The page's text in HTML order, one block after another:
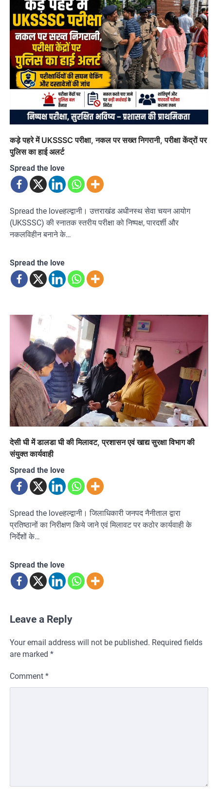
कड़े पहरे में UKSSSC परीक्षा, नकल पर सख्त निगरानी, परीक्षा केंद्रों पर
पुलिस का हाई अलर्ट
Spread the love
Spread the loveहल्द्वानी। उत्तराखंड अधीनस्थ सेवा चयन आयोग
(UKSSSC) की स्नातक स्तरीय परीक्षा को निष्पक्ष, पारदर्शी और
नकलविहीन बनाने के…
Spread the love
देसी घी में डालडा घी की मिलावट, प्रशासन एवं खाद्य सुरक्षा विभाग की
संयुक्त कार्यवाही
Spread the love
Spread the loveहल्द्वानी। जिलाधिकारी जनपद नैनीताल द्वारा
प्रतिष्ठानों का निरीक्षण किये जाने एवं मिलावट पर कठोर कार्यवाही के
निर्देशों के…
Spread the love
Leave a Reply
Your email address will not be published. Required fields
are marked *
Comment *